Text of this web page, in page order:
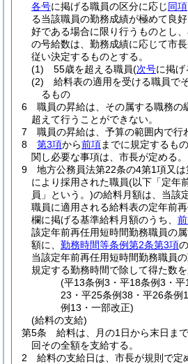
各号に掲げる職員の区分に応じ同項
る当該職員の勤務成績が極めて良
好である場合に限り行うものとし
の号給数は、勤務成績に応じて市
従い決定するものとする。
(1)
55歳を超える職員(次号に掲げ
(2)
給料表の適用を受ける職員で
るもの
6
職員の昇給は、その属する職務の
超えて行うことができない。
7
職員の昇給は、予算の範囲内で行
8
第3項から前項までに規定するも
関し必要な事項は、市長が定める。
9
地方公務員法第22条の4第1項又
により採用された職員(以下「定年
員」という。)の給料月額は、当該
職員に適用される給料表の定年前
欄に掲げる基準給料月額のうち、
該定年前再任用短時間勤務職員の
額に、 勤務時間等条例第2条第3項
当該定年前再任用短時間勤務職員
規定する勤務時間で除して得た数を
(平13条例3・平18条例3・平
23・平25条例38・平26条例
例13・一部改正)
(給料の支給)
第5条
給料は、月の1日から末日ま
回その全額を支給する。
2
給料の支給日は、市長が規則で定